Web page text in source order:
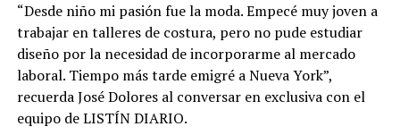
“Desde niño mi pasión fue la moda. Empecé muy joven a
trabajar en talleres de costura, pero no pude estudiar
diseño por la necesidad de incorporar­me al mercado
laboral. Tiem­po más tarde emigré a Nueva York”,
recuerda José Dolores al conversar en exclusiva con el
equipo de LISTÍN DIARIO.